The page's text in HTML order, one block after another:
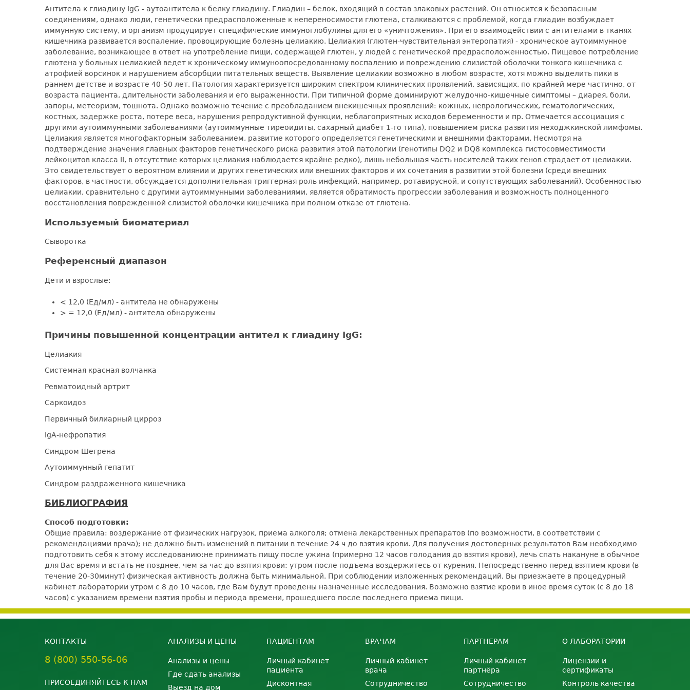
Антитела к глиадину IgG - аутоантитела к белку глиадину. Глиадин – белок, входящий в состав злаковых растений. Он относится к безопасным
соединениям, однако люди, генетически предрасположенные к непереносимости глютена, сталкиваются с проблемой, когда глиадин возбуждает
иммунную систему, и организм продуцирует специфические иммуноглобулины для его «уничтожения». При его взаимодействии с антителами в тканях
кишечника развивается воспаление, провоцирующие болезнь целиакию. Целиакия (глютен-чувствительная энтеропатия) - хроническое аутоиммунное
заболевание, возникающее в ответ на употребление пищи, содержащей глютен, у людей с генетической предрасположенностью. Пищевое потребление
глютена у больных целиакией ведет к хроническому иммуноопосредованному воспалению и повреждению слизистой оболочки тонкого кишечника с
атрофией ворсинок и нарушением абсорбции питательных веществ. Выявление целиакии возможно в любом возрасте, хотя можно выделить пики в
раннем детстве и возрасте 40-50 лет. Патология характеризуется широким спектром клинических проявлений, зависящих, по крайней мере частично, от
возраста пациента, длительности заболевания и его выраженности. При типичной форме доминируют желудочно-кишечные симптомы – диарея, боли,
запоры, метеоризм, тошнота. Однако возможно течение с преобладанием внекишечных проявлений: кожных, неврологических, гематологических,
костных, задержке роста, потере веса, нарушения репродуктивной функции, неблагоприятных исходов беременности и пр. Отмечается ассоциация с
другими аутоиммунными заболеваниями (аутоиммунные тиреоидиты, сахарный диабет 1-го типа), повышением риска развития неходжкинской лимфомы.
Целиакия является многофакторным заболеванием, развитие которого определяется генетическими и внешними факторами. Несмотря на
подтверждение значения главных факторов генетического риска развития этой патологии (генотипы DQ2 и DQ8 комплекса гистосовместимости
лейкоцитов класса II, в отсутствие которых целиакия наблюдается крайне редко), лишь небольшая часть носителей таких генов страдает от целиакии.
Это свидетельствует о вероятном влиянии и других генетических или внешних факторов и их сочетания в развитии этой болезни (среди внешних
факторов, в частности, обсуждается дополнительная триггерная роль инфекций, например, ротавирусной, и сопутствующих заболеваний). Особенностью
целиакии, сравнительно с другими аутоиммунными заболеваниями, является обратимость прогрессии заболевания и возможность полноценного
восстановления поврежденной слизистой оболочки кишечника при полном отказе от глютена.
Используемый биоматериал
Сыворотка
Референсный диапазон
Дети и взрослые:
< 12,0 (Ед/мл) - антитела не обнаружены
> = 12,0 (Ед/мл) - антитела обнаружены
Причины повышенной концентрации антител к глиадину IgG:
Целиакия
Системная красная волчанка
Ревматоидный артрит
Саркоидоз
Первичный билиарный цирроз
IgA-нефропатия
Синдром Шегрена
Аутоиммунный гепатит
Синдром раздраженного кишечника
БИБЛИОГРАФИЯ
Способ подготовки:
Общие правила: воздержание от физических нагрузок, приема алкоголя; отмена лекарственных препаратов (по возможности, в соответствии с
рекомендациями врача); не должно быть изменений в питании в течение 24 ч до взятия крови. Для получения достоверных результатов Вам необходимо
подготовить себя к этому исследованию:не принимать пищу после ужина (примерно 12 часов голодания до взятия крови), лечь спать накануне в обычное
для Вас время и встать не позднее, чем за час до взятия крови: утром после подъема воздержитесь от курения. Непосредственно перед взятием крови (в
течение 20-30минут) физическая активность должна быть минимальной. При соблюдении изложенных рекомендаций, Вы приезжаете в процедурный
кабинет лаборатории утром с 8 до 10 часов, где Вам будут проведены назначенные исследования. Возможно взятие крови в иное время суток (с 8 до 18
часов) с указанием времени взятия пробы и периода времени, прошедшего после последнего приема пищи.
КОНТАКТЫ
8 (800) 550-56-06
ПРИСОЕДИНЯЙТЕСЬ К НАМ
АНАЛИЗЫ И ЦЕНЫ
Анализы и цены
Где сдать анализы
Выезд на дом
ПАЦИЕНТАМ
Личный кабинет
пациента
Дисконтная
ВРАЧАМ
Личный кабинет
врача
Сотрудничество
ПАРТНЕРАМ
Личный кабинет
партнёра
Сотрудничество
О ЛАБОРАТОРИИ
Лицензии и
сертификаты
Контроль качества